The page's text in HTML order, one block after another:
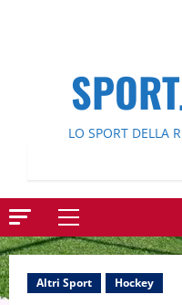
LO SPORT DELLA
Menu
principale
Altri Sport Hockey